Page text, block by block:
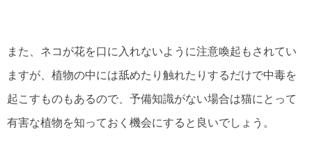
また、ネコが花を口に入れないように注意喚起もされてい
ますが、植物の中には舐めたり触れたりするだけで中毒を
起こすものもあるので、予備知識がない場合は猫にとって
有害な植物を知っておく機会にすると良いでしょう。